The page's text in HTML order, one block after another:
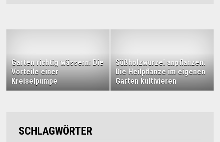
Garten richtig wässern: Die
Vorteile einer
Kreiselpumpe
Süßholzwurzel anpflanzen:
Die Heilpflanze im eigenen
Garten kultivieren
SCHLAGWÖRTER